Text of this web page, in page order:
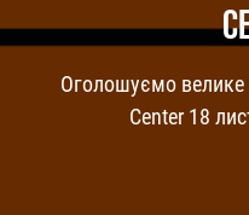
Оголошуємо велике
Center 18